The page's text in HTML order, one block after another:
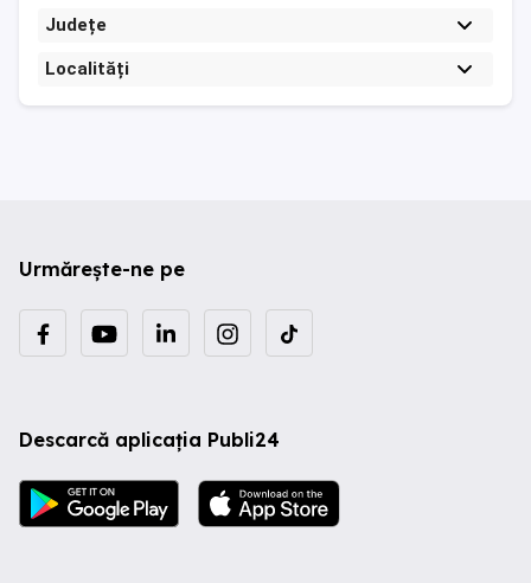
Județe
Localități
Urmărește-ne pe
Descarcă aplicația Publi24